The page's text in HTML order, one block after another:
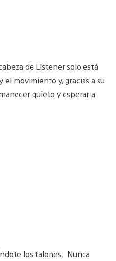
de Listener solo está
movimiento y, gracias a su
quieto y esperar a
los talones. Nunca